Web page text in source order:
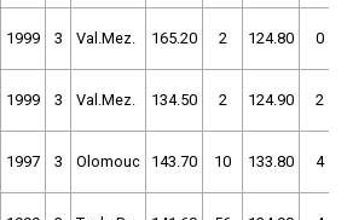
1999 3 Val.Mez. 165.20 2 124.80 0
1999 3 Val.Mez. 134.50 2 124.90 2
1997 3 Olomouc 143.70 10 133.80 4